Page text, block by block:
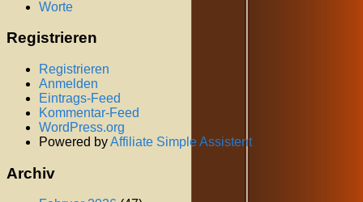
Worte
Registrieren
Registrieren
Anmelden
Eintrags-Feed
Kommentar-Feed
WordPress.org
Powered byAffiliate Simple Assistent
Archiv